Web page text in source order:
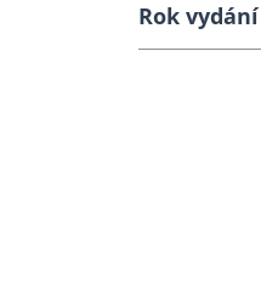
Rok vydání